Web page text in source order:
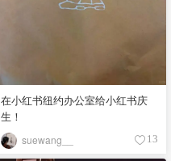
在小红书纽约办公室给小红书庆
生！
suewang__ 13